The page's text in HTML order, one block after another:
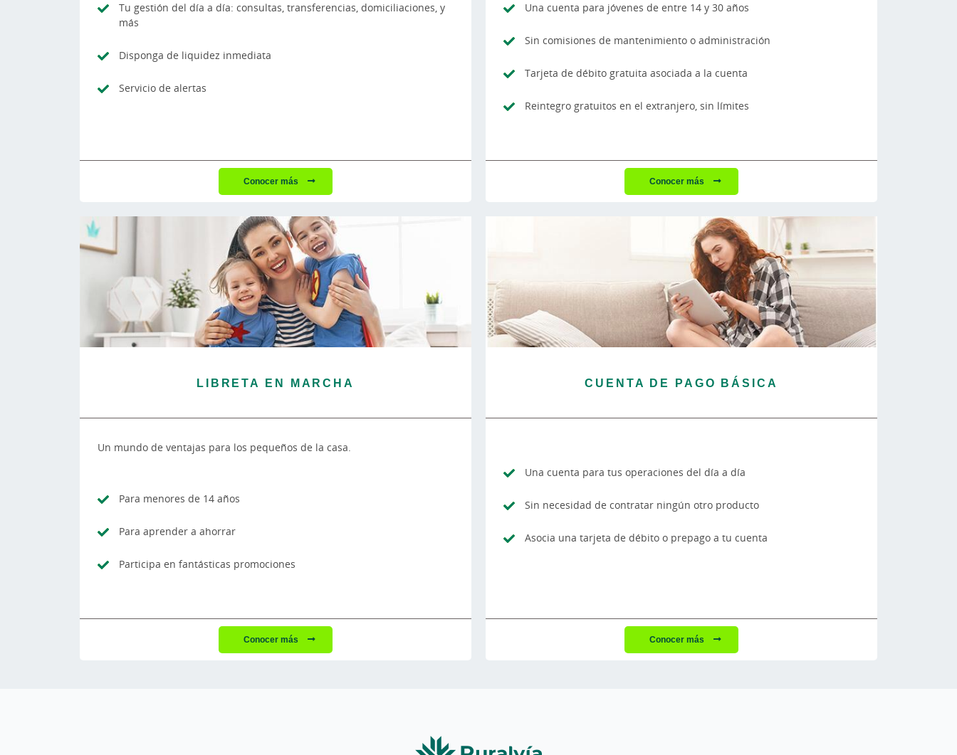
Tu gestión del día a día: consultas, transferencias, domiciliaciones, y
más
Disponga de liquidez inmediata
Servicio de alertas
Conocer más
Una cuenta para jóvenes de entre 14 y 30 años
Sin comisiones de mantenimiento o administración
Tarjeta de débito gratuita asociada a la cuenta
Reintegro gratuitos en el extranjero, sin límites
Conocer más
LIBRETA EN MARCHA
Un mundo de ventajas para los pequeños de la casa.
Para menores de 14 años
Para aprender a ahorrar
Participa en fantásticas promociones
Conocer más
CUENTA DE PAGO BÁSICA
Una cuenta para tus operaciones del día a día
Sin necesidad de contratar ningún otro producto
Asocia una tarjeta de débito o prepago a tu cuenta
Conocer más